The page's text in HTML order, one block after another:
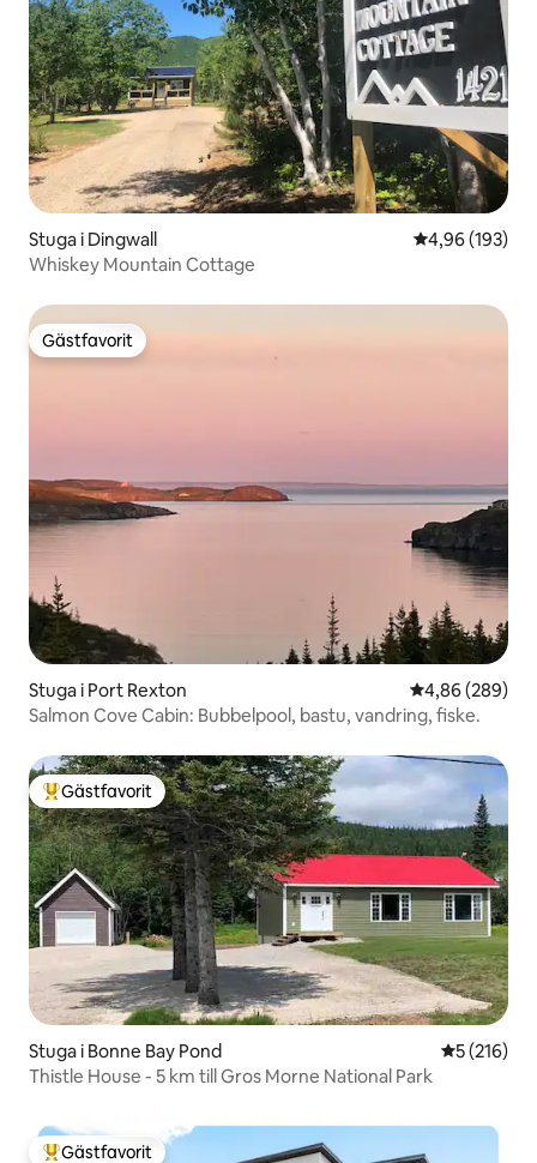
Stuga i Dingwall 4,96 av 5 i
4,96 (193)
Whiskey Mountain Cottage
Gästfavorit
Gästfavorit
Stuga i Port Rexton 4,86 av 5 i
4,86 (289)
Salmon Cove Cabin: Bubbelpool, bastu, vandring, fiske.
Populär gästfavorit
Gästfavorit
Stuga i Bonne Bay Pond 5 av 5 i
5 (216)
Thistle House - 5 km till Gros Morne National Park
Gästfavorit